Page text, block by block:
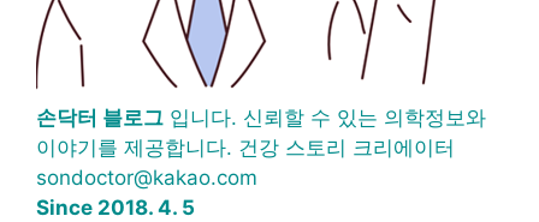
손닥터 블로그 입니다. 신뢰할 수 있는 의학정보와
이야기를 제공합니다. 건강 스토리 크리에이터
sondoctor@kakao.com
Since 2018. 4. 5